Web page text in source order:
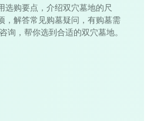
选购要点，介绍双穴墓地的尺
，解答常见购墓疑问，有购墓需
询，帮你选到合适的双穴墓地。